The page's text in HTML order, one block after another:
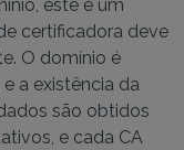
este é um
certificadora deve
O domínio é
a existência da
são obtidos
e cada CA